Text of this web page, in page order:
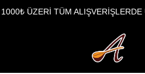
1000₺ ÜZERİ TÜM